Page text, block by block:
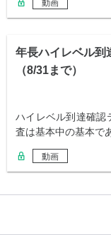
動画
年長ハイレベル到
（8/31まで）
ハイレベル到達確認
査は基本中の基本で
動画